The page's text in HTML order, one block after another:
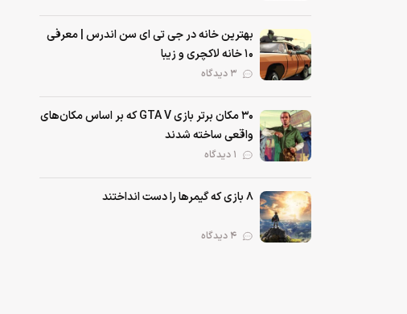
بهترین خانه در جی تی ای سن اندرس | معرفی
۱۰ خانه لاکچری و زیبا
۳۰ مکان برتر بازی GTA V که بر اساس مکان‌های
واقعی ساخته شدند
۸ بازی که گیمرها را دست انداختند